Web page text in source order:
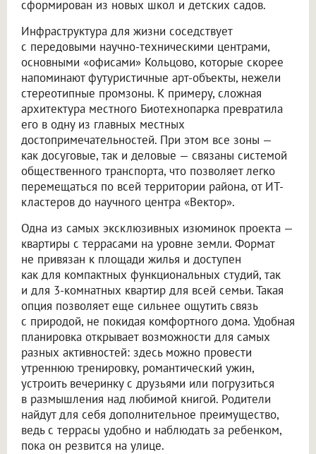
сформирован из новых школ и детских садов.
Инфраструктура для жизни соседствует
с передовыми научно-техническими центрами,
основными «офисами» Кольцово, которые скорее
напоминают футуристичные арт-объекты, нежели
стереотипные промзоны. К примеру, сложная
архитектура местного Биотехнопарка превратила
его в одну из главных местных
достопримечательностей. При этом все зоны —
как досуговые, так и деловые — связаны системой
общественного транспорта, что позволяет легко
перемещаться по всей территории района, от ИТ-
кластеров до научного центра «Вектор».
Одна из самых эксклюзивных изюминок проекта —
квартиры с террасами на уровне земли. Формат
не привязан к площади жилья и доступен
как для компактных функциональных студий, так
и для 3-комнатных квартир для всей семьи. Такая
опция позволяет еще сильнее ощутить связь
с природой, не покидая комфортного дома. Удобная
планировка открывает возможности для самых
разных активностей: здесь можно провести
утреннюю тренировку, романтический ужин,
устроить вечеринку с друзьями или погрузиться
в размышления над любимой книгой. Родители
найдут для себя дополнительное преимущество,
ведь с террасы удобно и наблюдать за ребенком,
пока он резвится на улице.